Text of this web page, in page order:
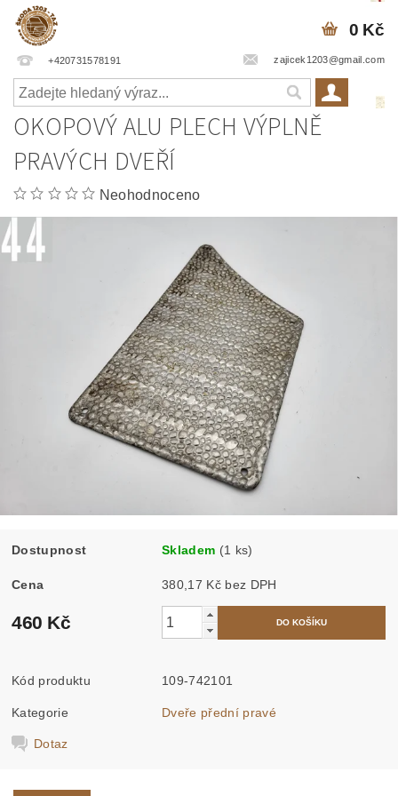
+420731578191 zajicek1203@gmail.com
0 Kč
OKOPOVÝ ALU PLECH VÝPLNĚ
PRAVÝCH DVEŘÍ
Neohodnoceno
Dostupnost Skladem (1 ks)
Cena 380,17 Kč bez DPH
460 Kč
Kód produktu 109-742101
Kategorie Dveře přední pravé
Dotaz